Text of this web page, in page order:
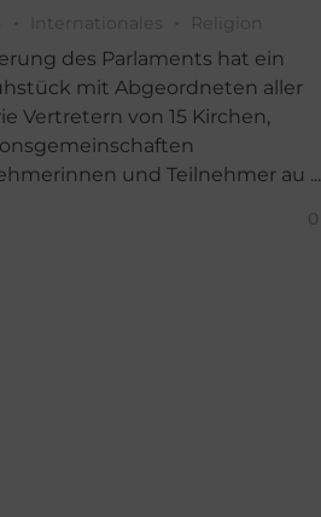
Internationales Religion
des Parlaments hat ein
mit Abgeordneten aller
Vertretern von 15 Kirchen,
und Teilnehmer au ...
0